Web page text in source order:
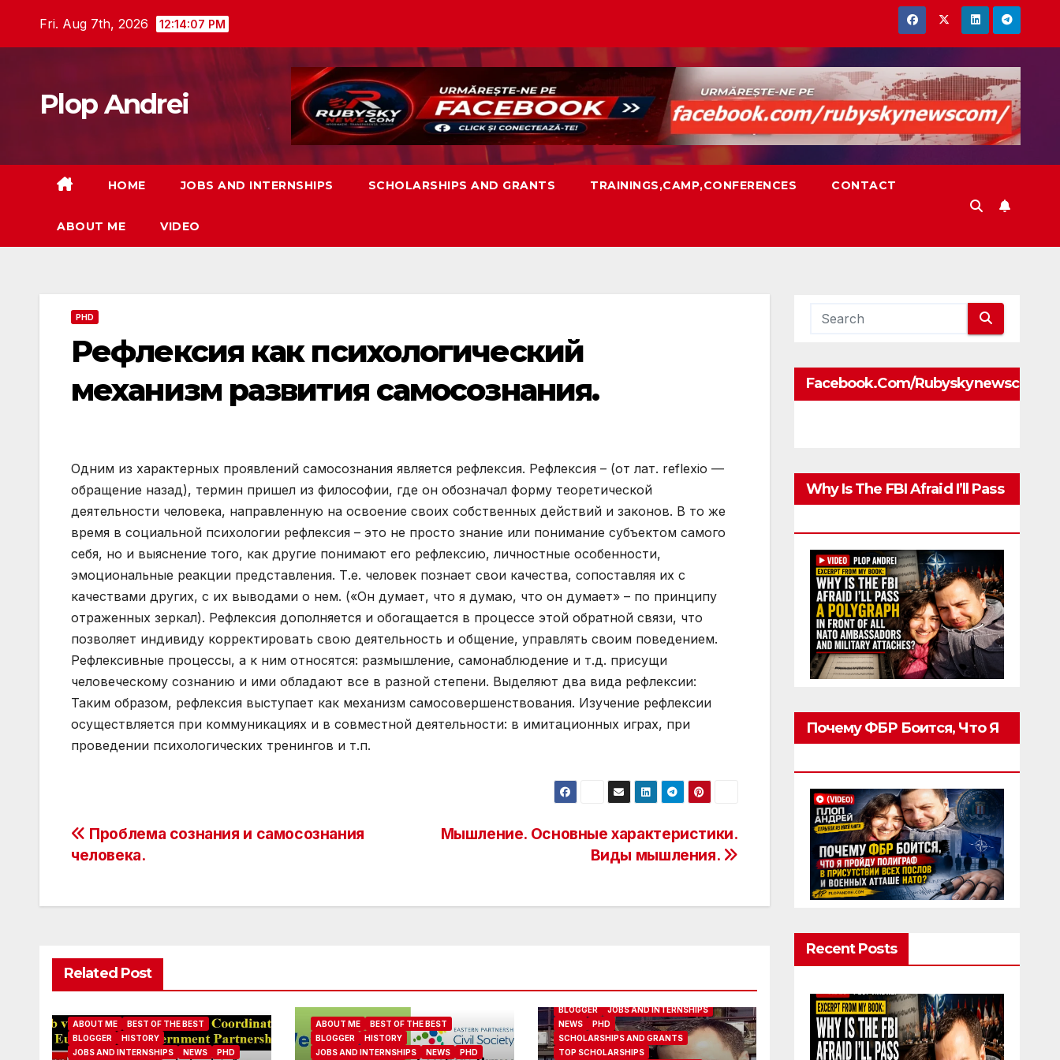
Fri. Aug 7th, 2026 12:14:08 PM
Plop Andrei
HOME JOBS AND INTERNSHIPS SCHOLARSHIPS AND GRANTS TRAININGS,CAMP,CONFERENCES CONTACT
ABOUT ME VIDEO
PHD
Рефлексия как психологический
механизм развития самосознания.
Одним из характерных проявлений самосознания является рефлексия. Рефлексия – (от лат. reflexio —
обращение назад), термин пришел из философии, где он обозначал форму теоретической
деятельности человека, направленную на освоение своих собственных действий и законов. В то же
время в социальной психологии рефлексия – это не просто знание или понимание субъектом самого
себя, но и выяснение того, как другие понимают его рефлексию, личностные особенности,
эмоциональные реакции представления. Т.е. человек познает свои качества, сопоставляя их с
качествами других, с их выводами о нем. («Он думает, что я думаю, что он думает» – по принципу
отраженных зеркал). Рефлексия дополняется и обогащается в процессе этой обратной связи, что
позволяет индивиду корректировать свою деятельность и общение, управлять своим поведением.
Рефлексивные процессы, а к ним относятся: размышление, самонаблюдение и т.д. присущи
человеческому сознанию и ими обладают все в разной степени. Выделяют два вида рефлексии:
Таким образом, рефлексия выступает как механизм самосовершенствования. Изучение рефлексии
осуществляется при коммуникациях и в совместной деятельности: в имитационных играх, при
проведении психологических тренингов и т.п.
Post
Мышление. Основные характеристики.
Виды мышления.
Проблема сознания и самосознания
человека.
Related Post
ABOUT ME
BEST OF THE BEST
BLOGGER
HISTORY
JOBS AND INTERNSHIPS
NEWS
PHD
ABOUT ME
BEST OF THE BEST
BLOGGER
HISTORY
JOBS AND INTERNSHIPS
NEWS
PHD
BLOGGER
JOBS AND INTERNSHIPS
NEWS
PHD
SCHOLARSHIPS AND GRANTS
TOP SCHOLARSHIPS
Facebook.com/rubyskynewscom
Why Is The FBI Afraid I’ll Pass
Почему ФБР Боится, Что Я
Recent Posts